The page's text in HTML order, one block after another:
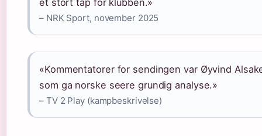
et stort tap for klubben.»
– NRK Sport, november 2025
«Kommentatorer for sendingen var Øyvind
som ga norske seere grundig analyse.»
– TV 2 Play (kampbeskrivelse)